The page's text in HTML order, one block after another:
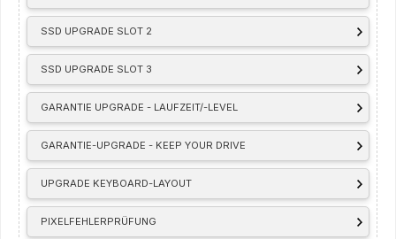
SSD UPGRADE SLOT 2
SSD UPGRADE SLOT 3
GARANTIE UPGRADE - LAUFZEIT/-LEVEL
GARANTIE-UPGRADE - KEEP YOUR DRIVE
UPGRADE KEYBOARD-LAYOUT
PIXELFEHLERPRÜFUNG